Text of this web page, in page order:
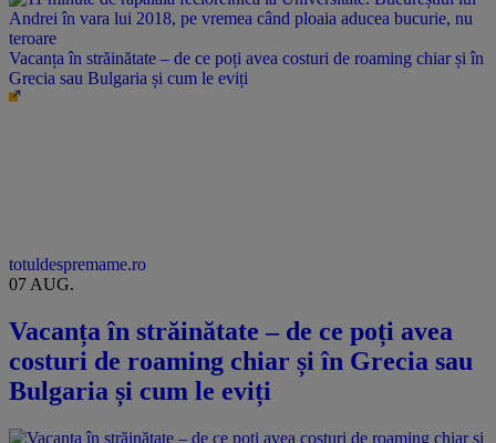
Vacanța în străinătate – de ce poți avea costuri de roaming chiar și în
Grecia sau Bulgaria și cum le eviți
totuldespremame.ro
07 AUG.
Vacanța în străinătate – de ce poți avea
costuri de roaming chiar și în Grecia sau
Bulgaria și cum le eviți